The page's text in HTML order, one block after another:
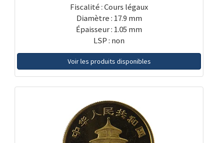
Fiscalité : Cours légaux
Diamètre : 17.9 mm
Épaisseur : 1.05 mm
LSP : non
Voir les produits disponibles